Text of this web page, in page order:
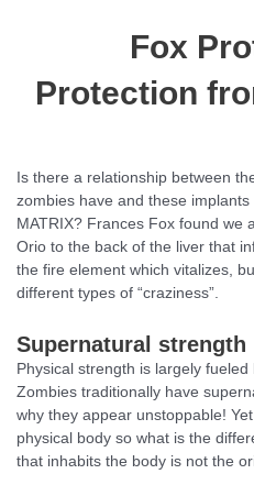
Fox
Protection
Is there a relationship between
zombies have and these
MATRIX? Frances Fox found we
Orio to the back of the liver that
the fire element which vitalizes,
different types of “craziness”.
Supernatural strength
Physical strength is largely fueled
Zombies traditionally have
why they appear unstoppable!
physical body so what is the
that inhabits the body is not the